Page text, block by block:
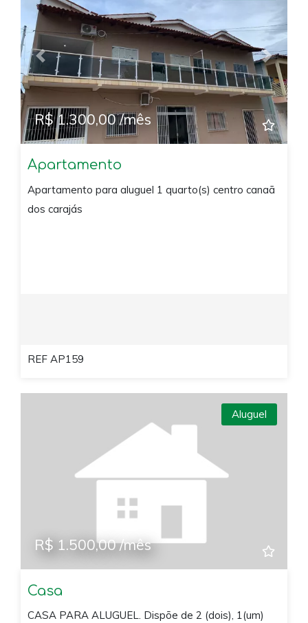
Previous Next
R$ 1.300,00 /mês
Apartamento
Apartamento para aluguel 1 quarto(s) centro canaã
dos carajás
REF AP159
Aluguel
R$ 1.500,00 /mês
Casa
CASA PARA ALUGUEL. Dispõe de 2 (dois), 1(um)